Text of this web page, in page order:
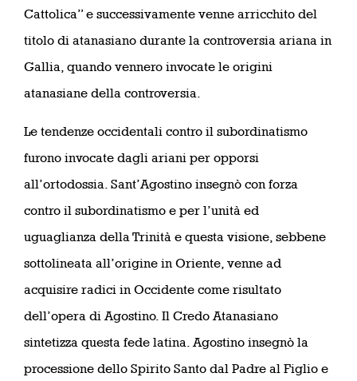
Cattolica” e successivamente venne arricchito del
titolo di atanasiano durante la controversia ariana in
Gallia, quando vennero invocate le origini
atanasiane della controversia.
Le tendenze occidentali contro il subordinatismo
furono invocate dagli ariani per opporsi
all’ortodossia. Sant’Agostino insegnò con forza
contro il subordinatismo e per l’unità ed
uguaglianza della Trinità e questa visione, sebbene
sottolineata all’origine in Oriente, venne ad
acquisire radici in Occidente come risultato
dell’opera di Agostino. Il Credo Atanasiano
sintetizza questa fede latina. Agostino insegnò la
processione dello Spirito Santo dal Padre al Figlio e